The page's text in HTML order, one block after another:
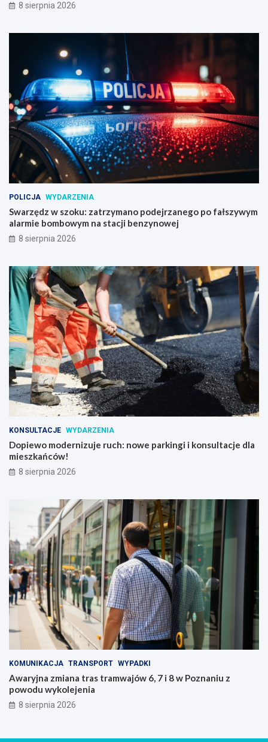
8 sierpnia 2026
POLICJA WYDARZENIA
Swarzędz w szoku: zatrzymano podejrzanego po fałszywym
alarmie bombowym na stacji benzynowej
8 sierpnia 2026
KONSULTACJE WYDARZENIA
Dopiewo modernizuje ruch: nowe parkingi i konsultacje dla
mieszkańców!
8 sierpnia 2026
KOMUNIKACJA TRANSPORT WYPADKI
Awaryjna zmiana tras tramwajów 6, 7 i 8 w Poznaniu z
powodu wykolejenia
8 sierpnia 2026